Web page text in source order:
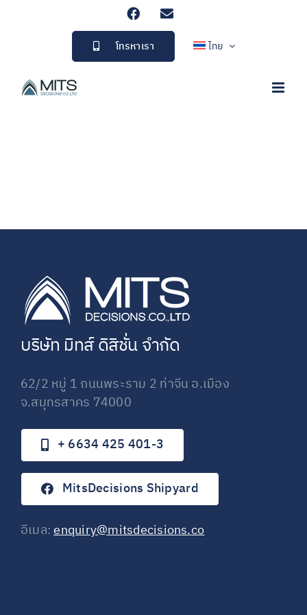
FacebookEmail
โทรหาเรา ไทย
บริษัท มิทส์ดิสิชั่นจำกัด
62/2 หมู่ 1 ถนนพระราม 2 ท่าจีน อ.เมือง
จ.สมุทรสาคร 74000
+ 6634 425 401-3
MitsDecisions Shipyard
อีเมล:enquiry@mitsdecisions.co